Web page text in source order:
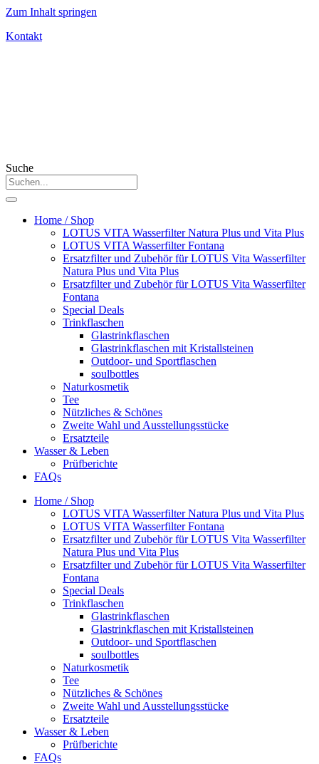
Zum Inhalt springen
Kontakt
Suche
Home / Shop
LOTUS VITA Wasserfilter Natura Plus und Vita Plus
LOTUS VITA Wasserfilter Fontana
Ersatzfilter und Zubehör für LOTUS Vita Wasserfilter
Natura Plus und Vita Plus
Ersatzfilter und Zubehör für LOTUS Vita Wasserfilter
Fontana
Special Deals
Trinkflaschen
Glastrinkflaschen
Glastrinkflaschen mit Kristallsteinen
Outdoor- und Sportflaschen
soulbottles
Naturkosmetik
Tee
Nützliches & Schönes
Zweite Wahl und Ausstellungsstücke
Ersatzteile
Wasser & Leben
Prüfberichte
FAQs
Home / Shop
LOTUS VITA Wasserfilter Natura Plus und Vita Plus
LOTUS VITA Wasserfilter Fontana
Ersatzfilter und Zubehör für LOTUS Vita Wasserfilter
Natura Plus und Vita Plus
Ersatzfilter und Zubehör für LOTUS Vita Wasserfilter
Fontana
Special Deals
Trinkflaschen
Glastrinkflaschen
Glastrinkflaschen mit Kristallsteinen
Outdoor- und Sportflaschen
soulbottles
Naturkosmetik
Tee
Nützliches & Schönes
Zweite Wahl und Ausstellungsstücke
Ersatzteile
Wasser & Leben
Prüfberichte
FAQs